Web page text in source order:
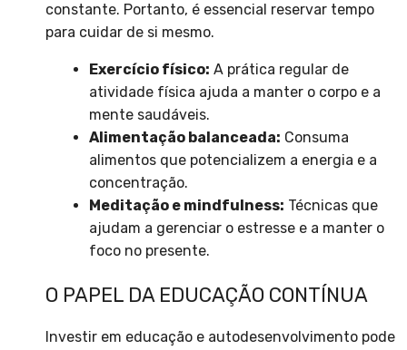
constante. Portanto, é essencial reservar tempo
para cuidar de si mesmo.
Exercício físico: A prática regular de
atividade física ajuda a manter o corpo e a
mente saudáveis.
Alimentação balanceada: Consuma
alimentos que potencializem a energia e a
concentração.
Meditação e mindfulness: Técnicas que
ajudam a gerenciar o estresse e a manter o
foco no presente.
O PAPEL DA EDUCAÇÃO CONTÍNUA
Investir em educação e autodesenvolvimento pode